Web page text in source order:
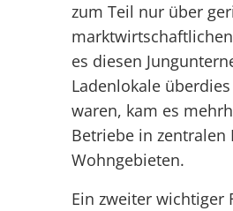
zum Teil nur über
es diesen
Ladenlokale
waren, kam es
Betriebe in zentralen
Wohngebieten.
Ein zweiter wichtiger